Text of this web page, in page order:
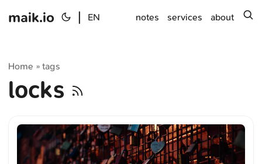
maik.io EN notes services about
Home »tags
locks